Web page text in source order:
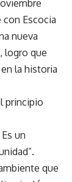
con Escocia
nueva
logro que
la historia
principio
un
que